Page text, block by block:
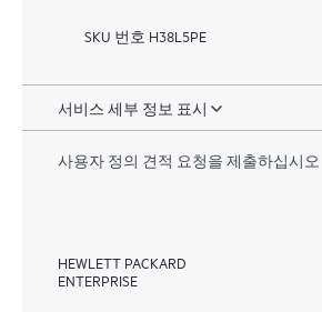
SKU 번호 H38L5PE
서비스 세부 정보 표시
사용자 정의 견적 요청을 제출하십시오
HEWLETT PACKARD
ENTERPRISE